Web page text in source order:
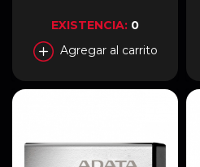
EXISTENCIA: 0
Agregar al carrito